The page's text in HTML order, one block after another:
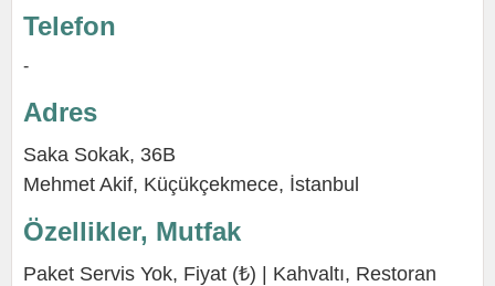
Telefon
-
Adres
Saka Sokak, 36B
Mehmet Akif, Küçükçekmece, İstanbul
Özellikler, Mutfak
Paket Servis Yok, Fiyat (₺) | Kahvaltı, Restoran